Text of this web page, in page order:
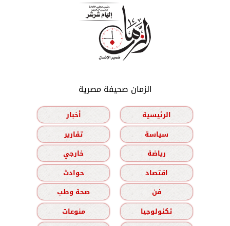
الزمان صحيفة مصرية
الرئيسية
أخبار
سياسة
تقارير
رياضة
خارجي
اقتصاد
حوادث
فن
صحة وطب
تكنولوجيا
منوعات